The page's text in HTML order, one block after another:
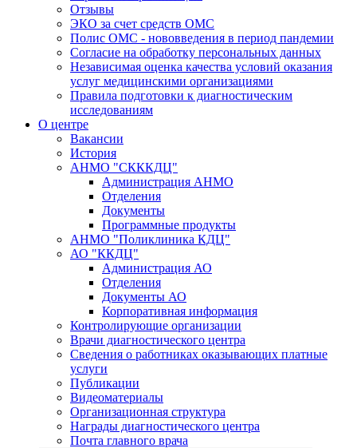
Отзывы
ЭКО за счет средств ОМС
Полис ОМС - нововведения в период пандемии
Согласие на обработку персональных данных
Независимая оценка качества условий оказания
услуг медицинскими организациями
Правила подготовки к диагностическим
исследованиям
О центре
Вакансии
История
АНМО "СКККДЦ"
Администрация АНМО
Отделения
Документы
Программные продукты
АНМО "Поликлиника КДЦ"
АО "ККДЦ"
Администрация АО
Отделения
Документы АО
Корпоративная информация
Контролирующие организации
Врачи диагностического центра
Сведения о работниках оказывающих платные
услуги
Публикации
Видеоматериалы
Организационная структура
Награды диагностического центра
Почта главного врача